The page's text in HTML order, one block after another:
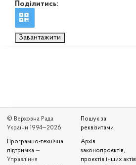
Поділитись:
Завантажити
© Верховна Рада
України 1994—2026
Програмно-технічна
підтримка —
Управління
Пошук за
реквізитами
Архів
законопроєктів,
проєктів інших актів